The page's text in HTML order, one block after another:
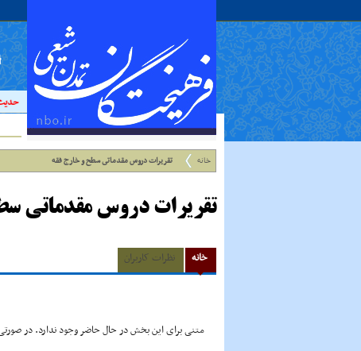
حدیث:
خانه تقریرات دروس مقدماتى سطح و خارج فقه
تقریرات دروس مقدماتى
خانه نظرات کاربران
متنی برای این بخش در حال حاضر وجود ندارد. در